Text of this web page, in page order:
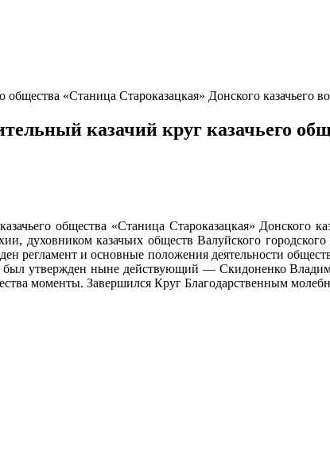
«Станица Староказацкая» Донского казачьего
казачий круг казачьего
общества «Станица Староказацкая» Донского
духовником казачьих обществ Валуйского
регламент и основные положения деятельности
утвержден ныне действующий — Скидоненко
моменты. Завершился Круг Благодарственным